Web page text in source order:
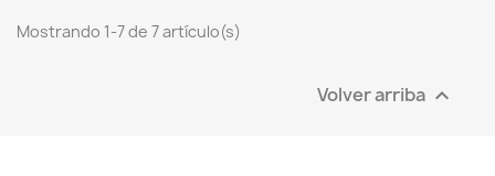
Mostrando 1-7 de 7 artículo(s)
Volver arriba 